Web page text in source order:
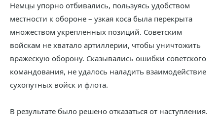
Немцы упорно отбивались, пользуясь удобством
местности к обороне – узкая коса была перекрыта
множеством укрепленных позиций. Советским
войскам не хватало артиллерии, чтобы уничтожить
вражескую оборону. Сказывались ошибки советского
командования, не удалось наладить взаимодействие
сухопутных войск и флота.
В результате было решено отказаться от наступления.